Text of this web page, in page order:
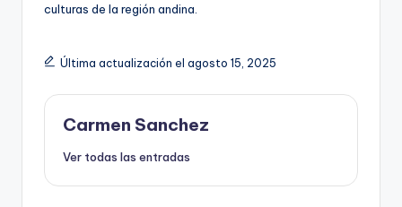
culturas de la región andina.
Última actualización el agosto 15, 2025
Carmen Sanchez
Ver todas las entradas